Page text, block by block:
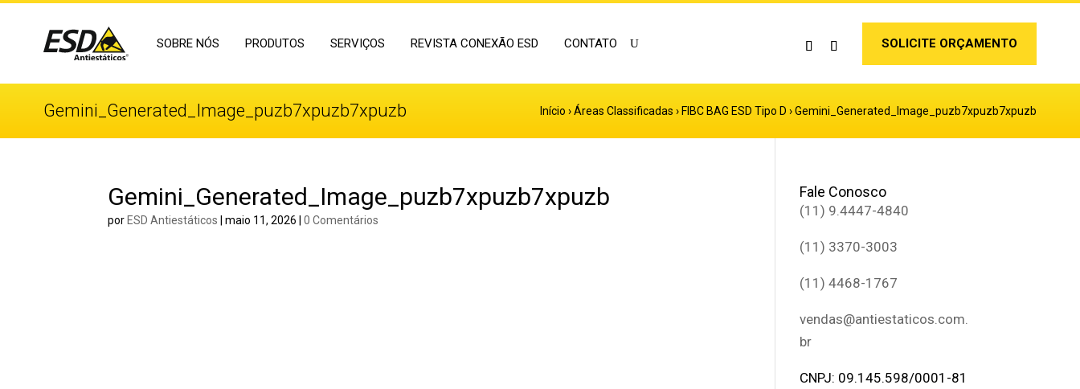
SOBRE NÓS PRODUTOS SERVIÇOS REVISTA CONEXÃO ESD CONTATO SOLICITE ORÇAMENTO
Gemini_Generated_Image_puzb7xpuzb7xpuzb Início ›Áreas Classificadas › FIBC BAG ESD Tipo D ›Gemini_Generated_Image_puzb7xpuzb7xpuzb
Gemini_Generated_Image_puzb7xpuzb7xpuzb
por ESD Antiestáticos |maio 11, 2026 |0 Comentários
Fale Conosco
(11) 9.4447-4840
(11) 3370-3003
(11) 4468-1767
vendas@antiestaticos.com.
br
CNPJ: 09.145.598/0001-81